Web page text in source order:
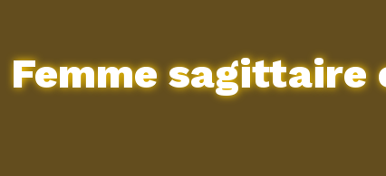
Femme sagittaire